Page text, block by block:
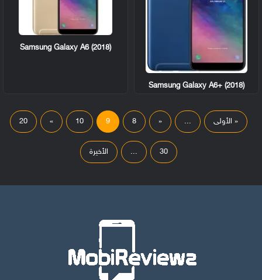
Samsung Galaxy A6+ (2018)
Samsung Galaxy A6 (2018)
« الأولى ...
«
8
9
10
»
20
30
... الأخيرة